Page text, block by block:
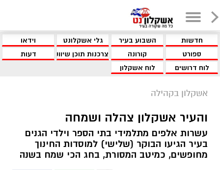
חדשות השבוע בעיר גלי אשקלונט
וידאו
ספורט
קורונה צרכנות תוכן שיווקי
דעות
לוח דרושים
לוח אשקלון
אשקלון בקהילה
והעיר אשקלון צהלה ושמחה
עשרות אלפים מתלמידי בתי הספר וילדי הגנים
בעיר הגיעו הבוקר (שלישי) למוסדות החינוך
מחופשים, כמיטב המסורת, בחג הכי שמח בשנה